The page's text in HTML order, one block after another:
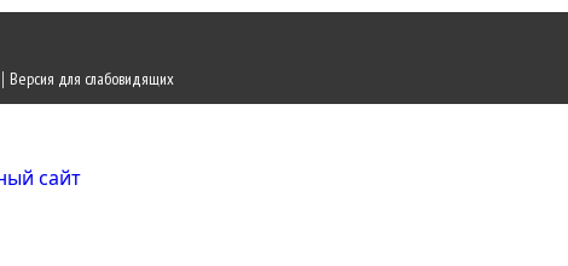
| Версия для слабовидящих